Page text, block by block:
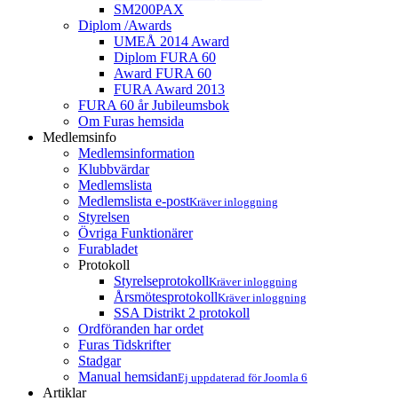
SM200PAX
Diplom /Awards
UMEÅ 2014 Award
Diplom FURA 60
Award FURA 60
FURA Award 2013
FURA 60 år Jubileumsbok
Om Furas hemsida
Medlemsinfo
Medlemsinformation
Klubbvärdar
Medlemslista
Medlemslista e-postKräver inloggning
Styrelsen
Övriga Funktionärer
Furabladet
Protokoll
StyrelseprotokollKräver inloggning
ÅrsmötesprotokollKräver inloggning
SSA Distrikt 2 protokoll
Ordföranden har ordet
Furas Tidskrifter
Stadgar
Manual hemsidanEj uppdaterad för Joomla 6
Artiklar